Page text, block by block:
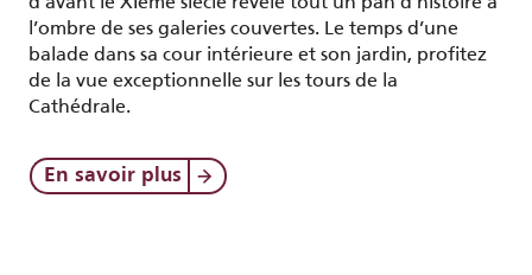
l’ombre de ses galeries couvertes. Le temps d’une
balade dans sa cour intérieure et son jardin, profitez
de la vue exceptionnelle sur les tours de la
Cathédrale.
En savoir plus